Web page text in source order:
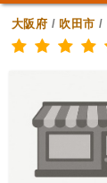
大阪府 / 吹田市 /